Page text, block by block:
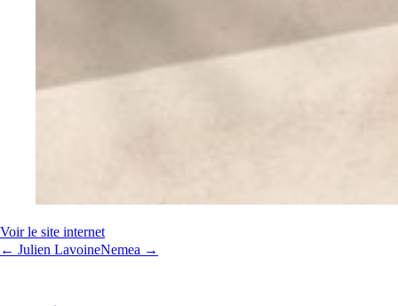
Voir le site internet
← Julien LavoineNemea →